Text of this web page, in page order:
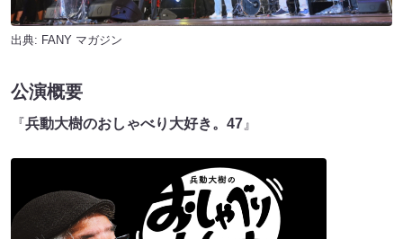
出典: FANY マガジン
公演概要
『兵動大樹のおしゃべり大好き。47 』